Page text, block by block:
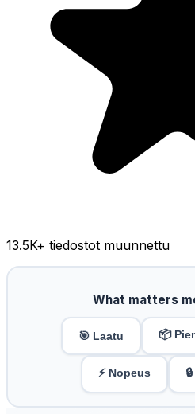
13.5K+ tiedostot muunnettu
What matters
🎯 Laatu 📦
⚡ Nopeus